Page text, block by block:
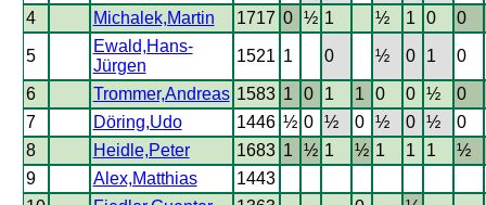
4
Michalek,Martin 1717 0 ½ 1 ½ 1 0 0
5
Ewald,Hans-
Jürgen
1521 1 0 ½ 0 1 0
6 Trommer,Andreas 1583 1 0 1 1 0 0 ½
0
7
Döring,Udo 1446 ½ 0 ½ 0 ½ 0 ½
0
8
Heidle,Peter 1683 1 ½ 1 ½ 1 1 1
½
9
Alex,Matthias
1443